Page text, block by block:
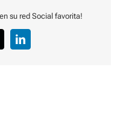
su red Social favorita!
LinkedIn